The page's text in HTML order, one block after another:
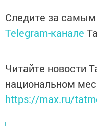
Следите за
Telegram-канале
Читайте новости
национальном
https://max.ru/